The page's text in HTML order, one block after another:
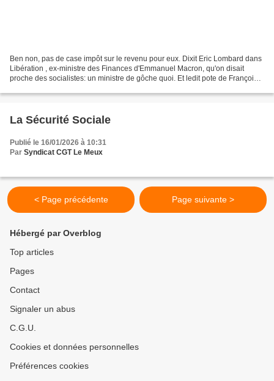
Ben non, pas de case impôt sur le revenu pour eux. Dixit Eric Lombard dans
Libération , ex-ministre des Finances d'Emmanuel Macron, qu'on disait
proche des socialistes: un ministre de gôche quoi. Et ledit pote de François
La Sécurité Sociale
Publié le 16/01/2026 à 10:31
Par Syndicat CGT Le Meux
< Page précédente Page suivante >
Hébergé par Overblog
Top articles
Pages
Contact
Signaler un abus
C.G.U.
Cookies et données personnelles
Préférences cookies